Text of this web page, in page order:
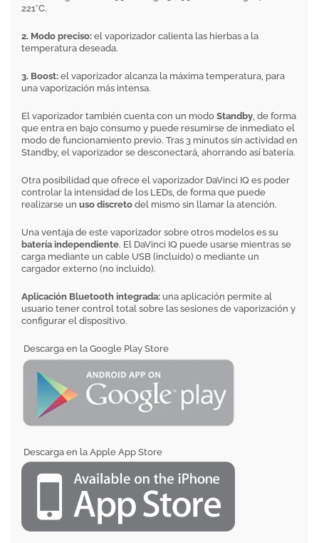
221°C.
2. Modo preciso: el vaporizador calienta las hierbas a la
temperatura deseada.
3. Boost: el vaporizador alcanza la máxima temperatura, para
una vaporización más intensa.
El vaporizador también cuenta con un modo Standby, de forma
que entra en bajo consumo y puede resumirse de inmediato el
modo de funcionamiento previo. Tras 3 minutos sin actividad en
Standby, el vaporizador se desconectará, ahorrando así batería.
Otra posibilidad que ofrece el vaporizador DaVinci IQ es poder
controlar la intensidad de los LEDs, de forma que puede
realizarse un uso discreto del mismo sin llamar la atención.
Una ventaja de este vaporizador sobre otros modelos es su
batería independiente. El DaVinci IQ puede usarse mientras se
carga mediante un cable USB (incluido) o mediante un
cargador externo (no incluido).
Aplicación Bluetooth integrada: una aplicación permite al
usuario tener control total sobre las sesiones de vaporización y
configurar el dispositivo.
Descarga en la Google Play Store
Descarga en la Apple App Store